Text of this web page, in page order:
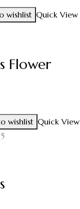
wishlist Quick View
Flower
wishlist Quick View